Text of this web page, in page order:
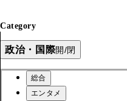
Category
政治・国際開/閉
総合
エンタメ